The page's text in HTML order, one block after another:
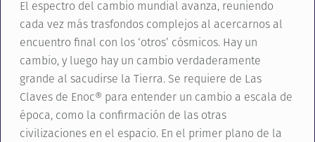
El espectro del cambio mundial avanza, reuniendo
cada vez más trasfondos complejos al acercarnos al
encuentro final con los ‘otros’ cósmicos. Hay un
cambio, y luego hay un cambio verdaderamente
grande al sacudirse la Tierra. Se requiere de Las
Claves de Enoc® para entender un cambio a escala de
época, como la confirmación de las otras
civilizaciones en el espacio. En el primer plano de la